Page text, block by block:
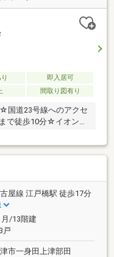
即入居可
間取り図有り
国道23号線へのアクセ
で徒歩10分☆イオンタ
屋線 江戸橋駅 徒歩17分
/13階建
戸
市一身田上津部田